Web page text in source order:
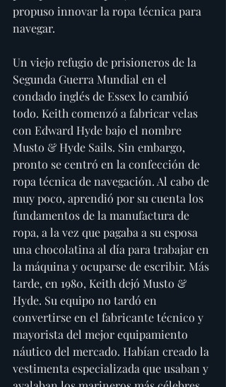
propuso innovar la ropa técnica para
navegar.
Un viejo refugio de prisioneros de la
Segunda Guerra Mundial en el
condado inglés de Essex lo cambió
todo. Keith comenzó a fabricar velas
con Edward Hyde bajo el nombre
Musto & Hyde Sails. Sin embargo,
pronto se centró en la confección de
ropa técnica de navegación. Al cabo de
muy poco, aprendió por su cuenta los
fundamentos de la manufactura de
ropa, a la vez que pagaba a su esposa
una chocolatina al día para trabajar en
la máquina y ocuparse de escribir. Más
tarde, en 1980, Keith dejó Musto &
Hyde. Su equipo no tardó en
convertirse en el fabricante técnico y
mayorista del mejor equipamiento
náutico del mercado. Habían creado la
vestimenta especializada que usaban y